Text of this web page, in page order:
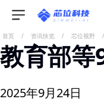
首页 / 资讯快览 / 芯位视野 /
教育部等
2025年9月24日